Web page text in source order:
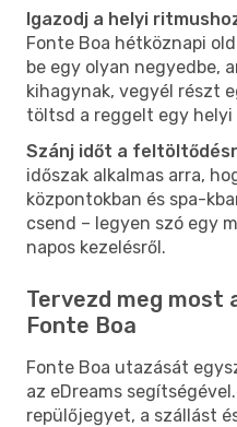
Igazodj a helyi
Fonte Boa hétköznapi
be egy olyan negyedbe,
kihagynak, vegyél részt
töltsd a reggelt egy helyi
Szánj időt a
időszak alkalmas arra,
központokban és spa-
csend – legyen szó egy
napos kezelésről.
Tervezd meg most
Fonte Boa
Fonte Boa utazását
az eDreams
repülőjegyet, a szállást